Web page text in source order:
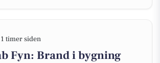
timer siden
Fyn: Brand i bygning